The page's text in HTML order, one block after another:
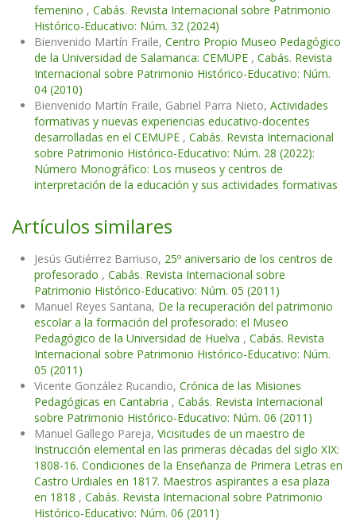
femenino , Cabás. Revista Internacional sobre Patrimonio
Histórico-Educativo: Núm. 32 (2024)
Bienvenido Martín Fraile, Centro Propio Museo Pedagógico
de la Universidad de Salamanca: CEMUPE , Cabás. Revista
Internacional sobre Patrimonio Histórico-Educativo: Núm.
04 (2010)
Bienvenido Martín Fraile, Gabriel Parra Nieto, Actividades
formativas y nuevas experiencias educativo-docentes
desarrolladas en el CEMUPE , Cabás. Revista Internacional
sobre Patrimonio Histórico-Educativo: Núm. 28 (2022):
Número Monográfico: Los museos y centros de
interpretación de la educación y sus actividades formativas
Artículos similares
Jesús Gutiérrez Barriuso, 25º aniversario de los centros de
profesorado , Cabás. Revista Internacional sobre
Patrimonio Histórico-Educativo: Núm. 05 (2011)
Manuel Reyes Santana, De la recuperación del patrimonio
escolar a la formación del profesorado: el Museo
Pedagógico de la Universidad de Huelva , Cabás. Revista
Internacional sobre Patrimonio Histórico-Educativo: Núm.
05 (2011)
Vicente González Rucandio, Crónica de las Misiones
Pedagógicas en Cantabria , Cabás. Revista Internacional
sobre Patrimonio Histórico-Educativo: Núm. 06 (2011)
Manuel Gallego Pareja, Vicisitudes de un maestro de
Instrucción elemental en las primeras décadas del siglo XIX:
1808-16. Condiciones de la Enseñanza de Primera Letras en
Castro Urdiales en 1817. Maestros aspirantes a esa plaza
en 1818 , Cabás. Revista Internacional sobre Patrimonio
Histórico-Educativo: Núm. 06 (2011)